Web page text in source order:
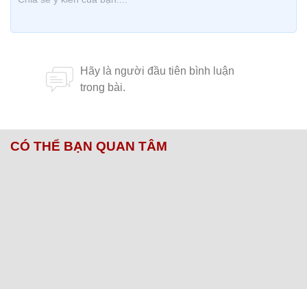
CÓ THỂ BẠN QUAN TÂM